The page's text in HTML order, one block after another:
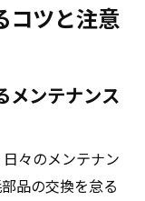
コツと注意
メンテナンス
々のメンテナン
品の交換を怠る